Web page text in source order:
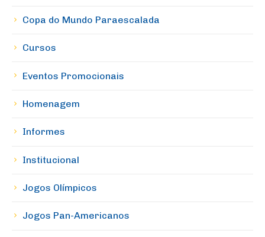
Copa do Mundo Paraescalada
Cursos
Eventos Promocionais
Homenagem
Informes
Institucional
Jogos Olímpicos
Jogos Pan-Americanos